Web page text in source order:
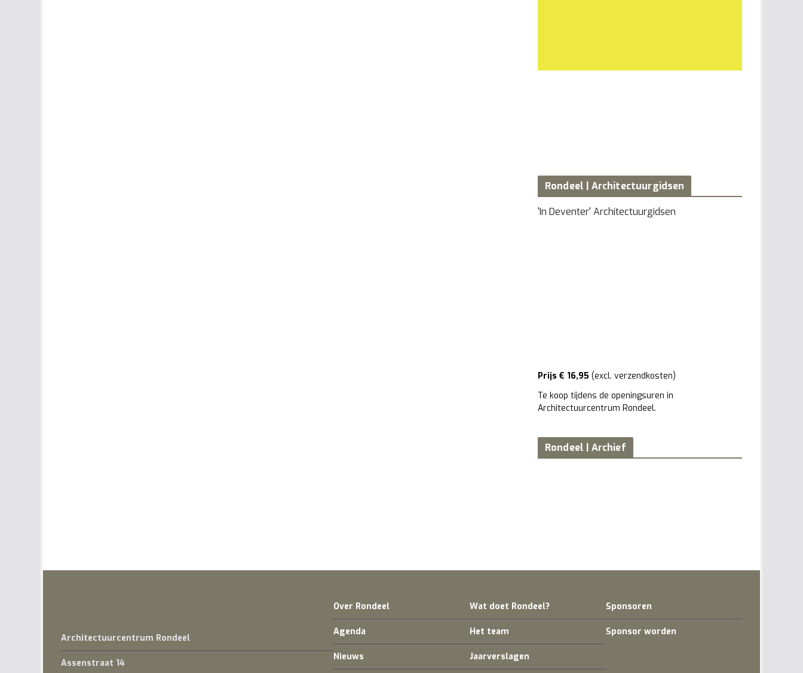
Rondeel | Architectuurgidsen
'In Deventer' Architectuurgidsen
Prijs € 16,95 (excl. verzendkosten)
Te koop tijdens de openingsuren in
Architectuurcentrum Rondeel.
Rondeel | Archief
Architectuurcentrum Rondeel
Assenstraat 14
Over Rondeel
Agenda
Nieuws
Wat doet Rondeel?
Het team
Jaarverslagen
Sponsoren
Sponsor worden